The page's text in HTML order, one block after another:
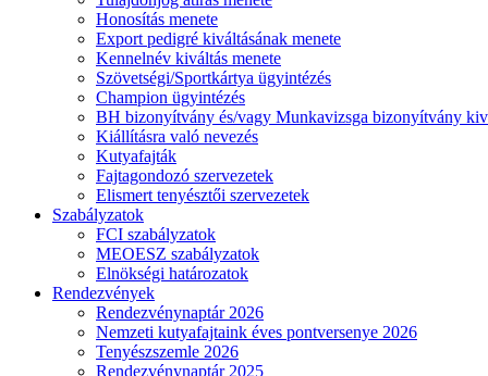
Honosítás menete
Export pedigré kiváltásának menete
Kennelnév kiváltás menete
Szövetségi/Sportkártya ügyintézés
Champion ügyintézés
BH bizonyítvány és/vagy Munkavizsga bizonyítvány
Kiállításra való nevezés
Kutyafajták
Fajtagondozó szervezetek
Elismert tenyésztői szervezetek
Szabályzatok
FCI szabályzatok
MEOESZ szabályzatok
Elnökségi határozatok
Rendezvények
Rendezvénynaptár 2026
Nemzeti kutyafajtaink éves pontversenye 2026
Tenyészszemle 2026
Rendezvénynaptár 2025